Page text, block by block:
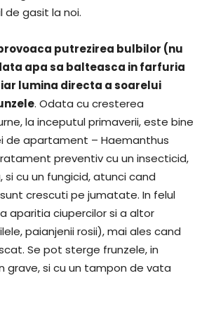
de gasit la noi.
putrezirea bulbilor (nu
apa sa balteasca in farfuria
lumina directa a soarelui
. Odata cu cresterea
la inceputul primaverii, este bine
de apartament – Haemanthus
preventiv cu un insecticid,
cu un fungicid, atunci cand
crescuti pe jumatate. In felul
aparitia ciupercilor si a altor
paianjenii rosii), mai ales cand
Se pot sterge frunzele, in
grave, si cu un tampon de vata